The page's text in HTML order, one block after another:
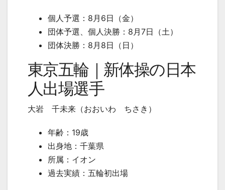
個人予選： 8 月 6日（金）
団体予選、個人決勝： 8 月7日（土）
団体決勝： 8 月 8日（日）
東京五輪｜新体操の日本
人出場選手
大岩 千未来（おおいわ ちさき）
年齢： 19歳
出身地：千葉県
所属：イオン
過去実績：五輪初出場